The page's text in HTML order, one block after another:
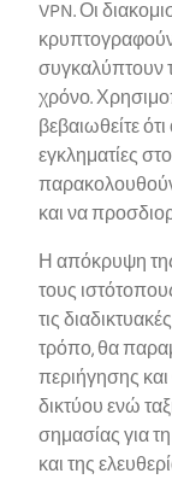
VPN. Οι
συγκαλύπτουν
χρόνο.
βεβαιωθείτε
εγκληματίες
παρακολουθούν
και να
Η απόκρυψη
τους
τις
τρόπο, θα
περιήγησης
δικτύου ενώ
σημασίας για
και της